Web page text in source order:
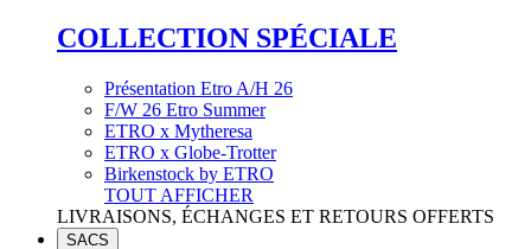
COLLECTION SPÉCIALE
Présentation Etro A/H 26
F/W 26 Etro Summer
ETRO x Mytheresa
ETRO x Globe-Trotter
Birkenstock by ETRO
TOUT AFFICHER
LIVRAISONS, ÉCHANGES ET RETOURS OFFERTS
SACS